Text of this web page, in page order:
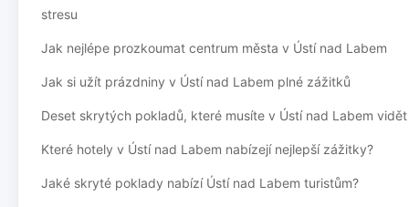
stresu
Jak nejlépe prozkoumat centrum města v Ústí nad Labem
Jak si užít prázdniny v Ústí nad Labem plné zážitků
Deset skrytých pokladů, které musíte v Ústí nad Labem vidět
Které hotely v Ústí nad Labem nabízejí nejlepší zážitky?
Jaké skryté poklady nabízí Ústí nad Labem turistům?